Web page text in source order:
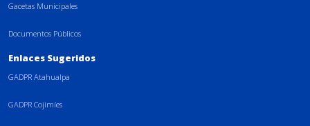
Gacetas Municipales
Documentos Públicos
Enlaces Sugeridos
GADPR Atahualpa
GADPR Cojimíes